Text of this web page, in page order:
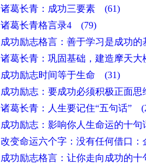
诸葛长青：成功三要素 (61)
诸葛长青格言录4 (79)
成功励志格言：善于学习是成功
诸葛长青：巩固基础，建造摩天
成功励志时间等于生命 (31)
成功励志：要成功必须积极正面
诸葛长青：人生要记住“五句话”
成功励志：影响你人生命运的十
改变命运六个字：没有任何借口
成功励志格言：让你走向成功的